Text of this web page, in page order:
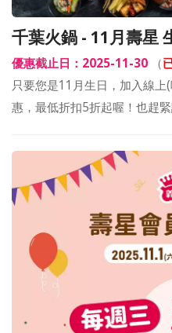
千葉火鍋 - 11月壽星
優惠截止日：2025-11-30 （
只要您是11月生日，加入線
惠，最低折扣5折起喔！也趕